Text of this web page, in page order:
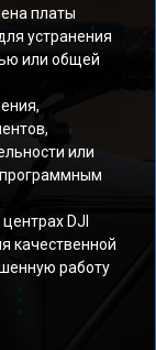
платы
устранения
или общей
или
DJI
качественной
работу